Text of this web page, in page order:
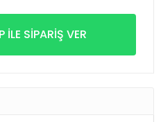
İLE SİPARİŞ VER